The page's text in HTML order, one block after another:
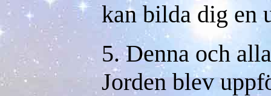
kan bilda dig en
5. Denna och
Jorden blev